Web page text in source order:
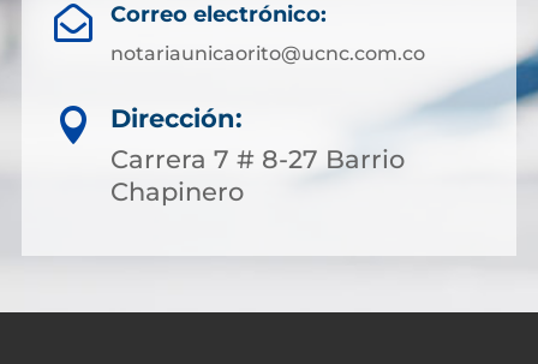
 Correo electrónico:
notariaunicaorito@ucnc.com.co

Dirección:
Carrera 7 # 8-27 Barrio
Chapinero